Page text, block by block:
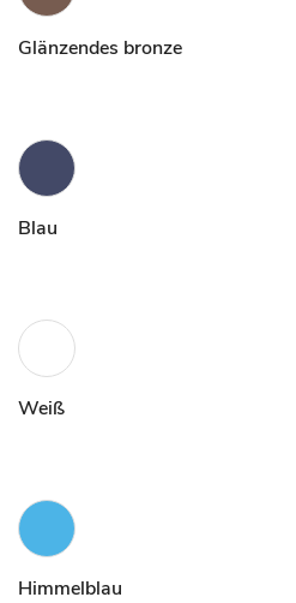
Glänzendes bronze
Blau
Weiß
Himmelblau